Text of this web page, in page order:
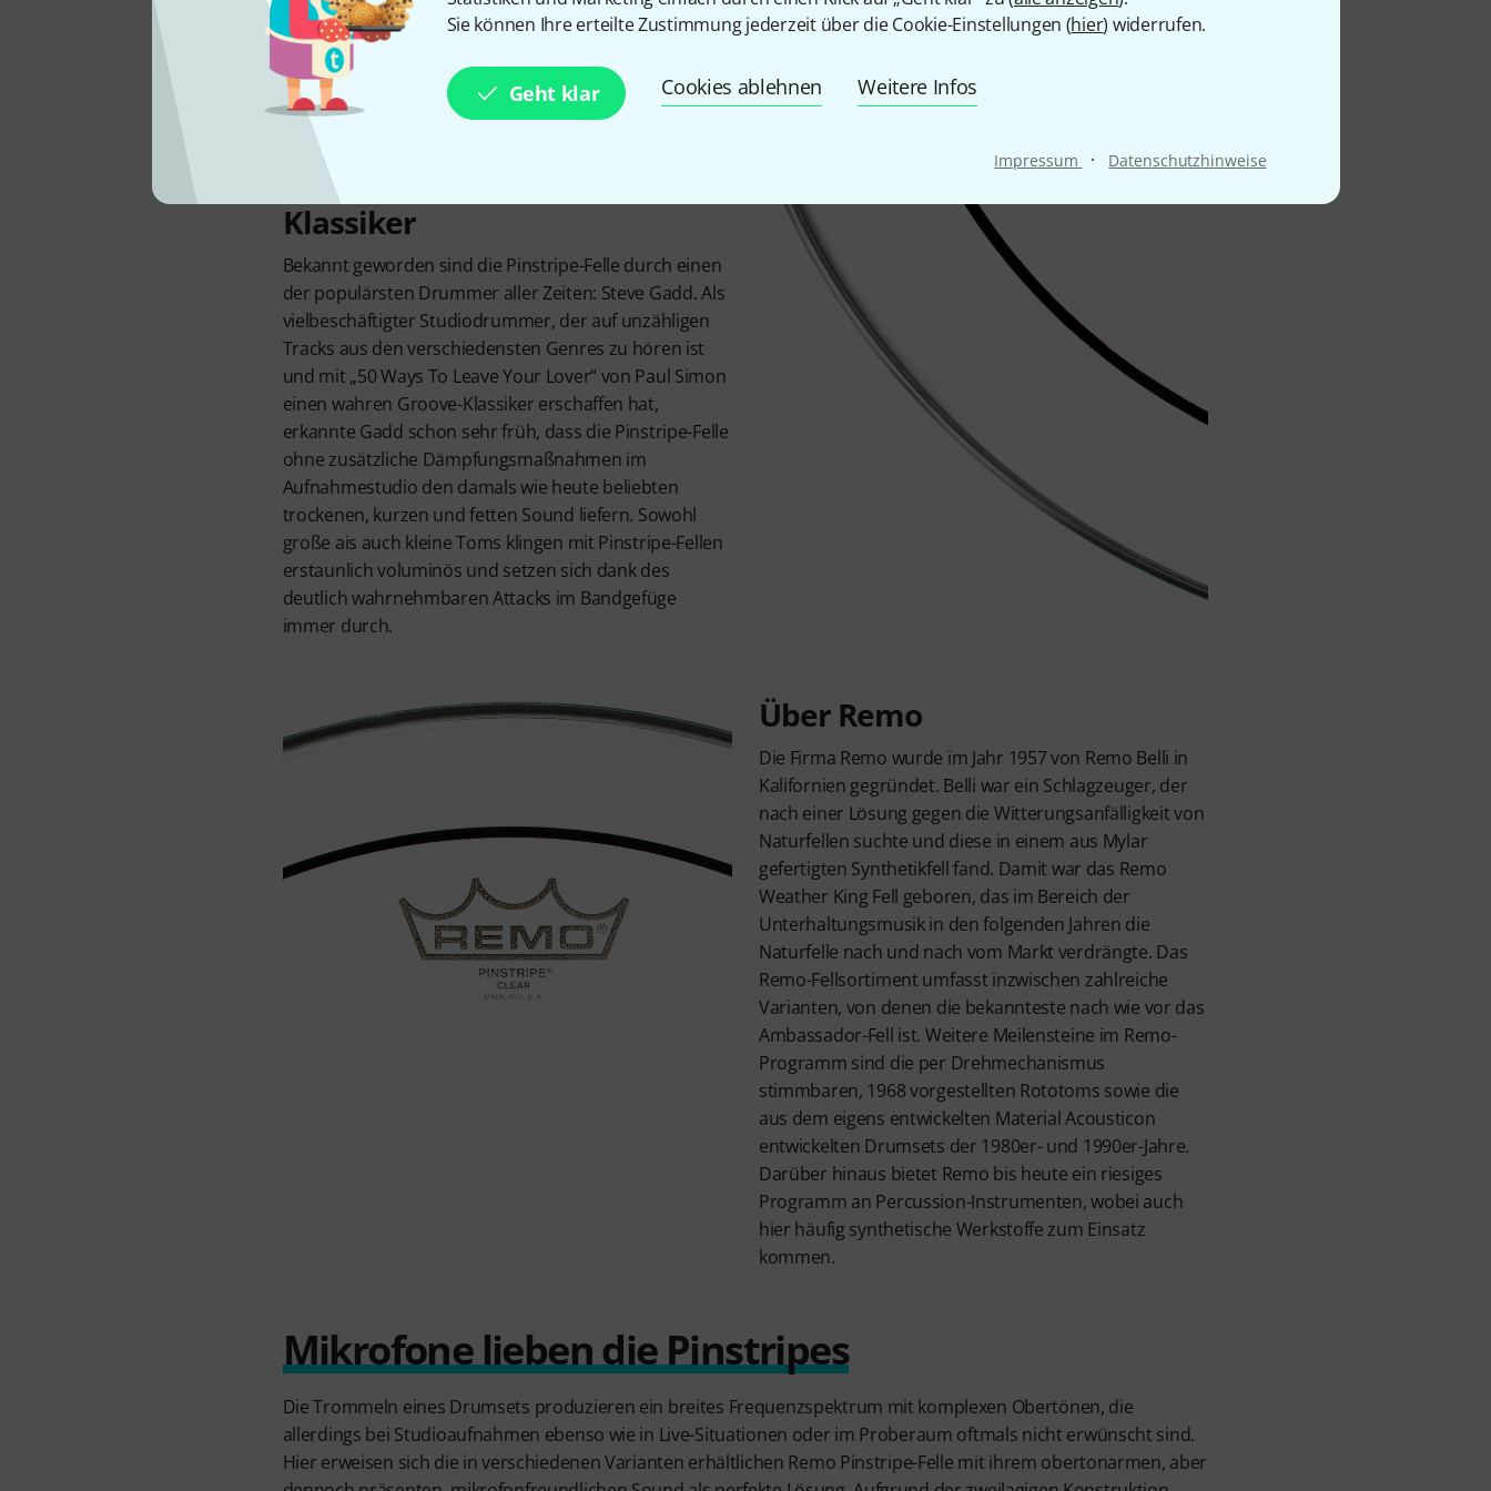
Sie können Ihre erteilte Zustimmung jederzeit über die Cookie-Einstellungen (hier) widerrufen.
Geht klar Cookies ablehnen Weitere Infos
Impressum · Datenschutzhinweise
Bauweise ist ein verstärkter Attack, welcher dem Tom
eine erhöhte Präsenz und Durchsetzungskraft verleiht.
aus als bei den Pinstripe Coated Fellen.
Der Sound unzähliger
Klassiker
Bekannt geworden sind die Pinstripe-Felle durch einen
der populärsten Drummer aller Zeiten: Steve Gadd. Als
vielbeschäftigter Studiodrummer, der auf unzähligen
Tracks aus den verschiedensten Genres zu hören ist
und mit „50 Ways To Leave Your Lover“ von Paul Simon
einen wahren Groove-Klassiker erschaffen hat,
erkannte Gadd schon sehr früh, dass die Pinstripe-Felle
ohne zusätzliche Dämpfungsmaßnahmen im
Aufnahmestudio den damals wie heute beliebten
trockenen, kurzen und fetten Sound liefern. Sowohl
große ais auch kleine Toms klingen mit Pinstripe-Fellen
erstaunlich voluminös und setzen sich dank des
deutlich wahrnehmbaren Attacks im Bandgefüge
immer durch.
Über Remo
Die Firma Remo wurde im Jahr 1957 von Remo Belli in
Kalifornien gegründet. Belli war ein Schlagzeuger, der
nach einer Lösung gegen die Witterungsanfälligkeit von
Naturfellen suchte und diese in einem aus Mylar
gefertigten Synthetikfell fand. Damit war das Remo
Weather King Fell geboren, das im Bereich der
Unterhaltungsmusik in den folgenden Jahren die
Naturfelle nach und nach vom Markt verdrängte. Das
Remo-Fellsortiment umfasst inzwischen zahlreiche
Varianten, von denen die bekannteste nach wie vor das
Ambassador-Fell ist. Weitere Meilensteine im Remo-
Programm sind die per Drehmechanismus
stimmbaren, 1968 vorgestellten Rototoms sowie die
aus dem eigens entwickelten Material Acousticon
entwickelten Drumsets der 1980er- und 1990er-Jahre.
Darüber hinaus bietet Remo bis heute ein riesiges
Programm an Percussion-Instrumenten, wobei auch
hier häufig synthetische Werkstoffe zum Einsatz
kommen.
Mikrofone lieben die Pinstripes
Die Trommeln eines Drumsets produzieren ein breites Frequenzspektrum mit komplexen Obertönen, die
allerdings bei Studioaufnahmen ebenso wie in Live-Situationen oder im Proberaum oftmals nicht erwünscht sind.
Hier erweisen sich die in verschiedenen Varianten erhältlichen Remo Pinstripe-Felle mit ihrem obertonarmen, aber